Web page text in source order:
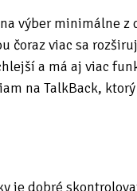
výber minimálne z
čoraz viac sa
a má aj viac
na TalkBack,
je dobré